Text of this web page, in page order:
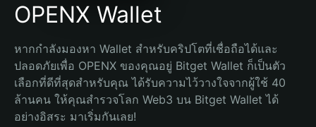
OPENX Wallet
หากกำลังมองหา Wallet สำหรับคริปโตที่เชื่อถือได้และ
ปลอดภัยเพื่อ OPENX ของคุณอยู่ Bitget Wallet ก็เป็นตัว
เลือกที่ดีที่สุดสำหรับคุณ ได้รับความไว้วางใจจากผู้ใช้ 40
ล้านคน ให้คุณสำรวจโลก Web3 บน Bitget Wallet ได้
อย่างอิสระ มาเริ่มกันเลย!